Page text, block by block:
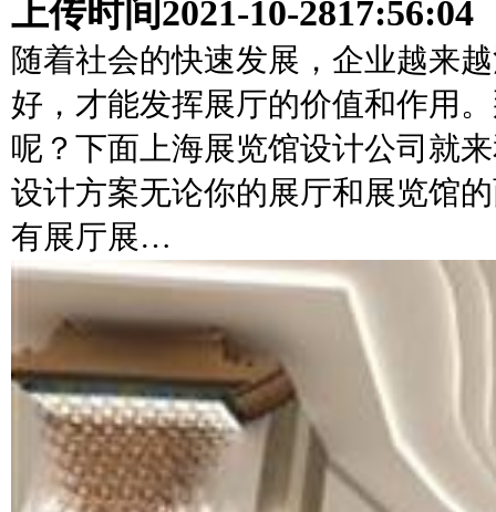
上传时间 2021-10-2817:56:04
随着社会的快速发展，企业越来
好，才能发挥展厅的价值和作用
呢？下面上海展览馆设计公司就
设计方案无论你的展厅和展览馆
有展厅展…